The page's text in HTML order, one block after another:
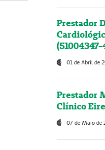
Prestador
(51004347-
01 de Abril de
Prestador
Clínico
07 de Maio de